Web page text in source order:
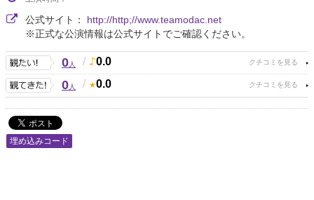
公式サイト： http://http;//www.teamodac.net
※正式な公演情報は公式サイトでご確認ください。
0人 / 0.0
0人 / 0.0
埋め込みコード